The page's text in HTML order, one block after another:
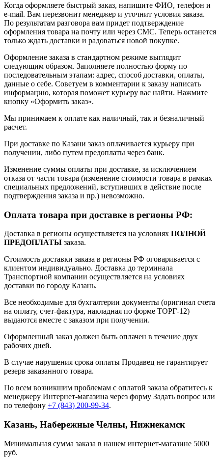
Когда оформляете быстрый заказ, напишите ФИО, телефон и
e-mail. Вам перезвонит менеджер и уточнит условия заказа.
По результатам разговора вам придет подтверждение
оформления товара на почту или через СМС. Теперь останется
только ждать доставки и радоваться новой покупке.
Оформление заказа в стандартном режиме выглядит
следующим образом. Заполняете полностью форму по
последовательным этапам: адрес, способ доставки, оплаты,
данные о себе. Советуем в комментарии к заказу написать
информацию, которая поможет курьеру вас найти. Нажмите
кнопку «Оформить заказ».
Мы принимаем к оплате как наличный, так и безналичный
расчет.
При доставке по Казани заказ оплачивается курьеру при
получении, либо путем предоплаты через банк.
Изменение суммы оплаты при доставке, за исключением
отказа от части товара (изменение стоимости товара в рамках
специальных предложений, вступивших в действие после
подтверждения заказа и пр.) невозможно.
Оплата товара при доставке в регионы РФ:
Доставка в регионы осуществляется на условиях ПОЛНОЙ
ПРЕДОПЛАТЫ заказа.
Стоимость доставки заказа в регионы РФ оговаривается с
клиентом индивидуально. Доставка до терминала
Транспортной компании осуществляется на условиях
доставки по городу Казань.
Все необходимые для бухгалтерии документы (оригинал счета
на оплату, счет-фактура, накладная по форме ТОРГ-12)
выдаются вместе с заказом при получении.
Оформленный заказ должен быть оплачен в течение двух
рабочих дней.
В случае нарушения срока оплаты Продавец не гарантирует
резерв заказанного товара.
По всем возникшим проблемам с оплатой заказа обратитесь к
менеджеру Интернет-магазина через форму Задать вопрос или
по телефону +7 (843) 200-99-34.
Казань, Набережные Челны, Нижнекамск
Минимальная сумма заказа в нашем интернет-магазине 5000
руб.